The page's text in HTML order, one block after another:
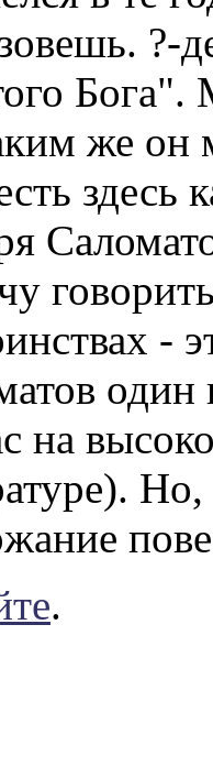
?-
Бога".
же он
здесь
-
на
.